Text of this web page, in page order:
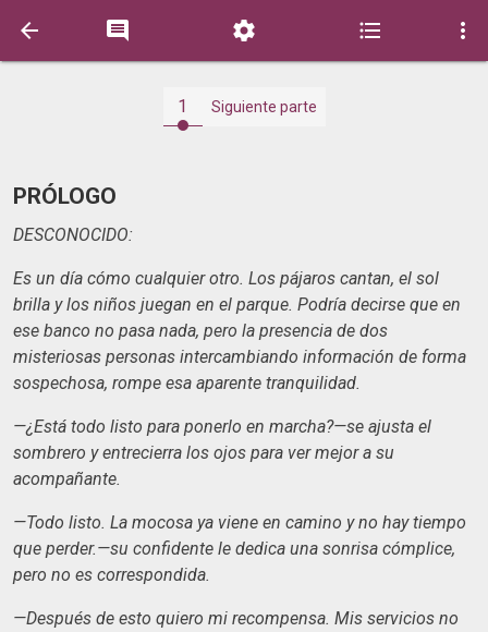
    
1 Siguiente parte
PRÓLOGO
DESCONOCIDO:
Es un día cómo cualquier otro. Los pájaros cantan, el sol
brilla y los niños juegan en el parque. Podría decirse que en
ese banco no pasa nada, pero la presencia de dos
misteriosas personas intercambiando información de forma
sospechosa, rompe esa aparente tranquilidad.
—¿Está todo listo para ponerlo en marcha?—se ajusta el
sombrero y entrecierra los ojos para ver mejor a su
acompañante.
—Todo listo. La mocosa ya viene en camino y no hay tiempo
que perder.—su confidente le dedica una sonrisa cómplice,
pero no es correspondida.
—Después de esto quiero mi recompensa. Mis servicios no